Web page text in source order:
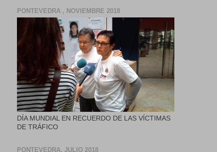
PONTEVEDRA , NOVIEMBRE 2018
DÍA MUNDIAL EN RECUERDO DE LAS VÍCTIMAS
DE TRÁFICO
PONTEVEDRA, JULIO 2018